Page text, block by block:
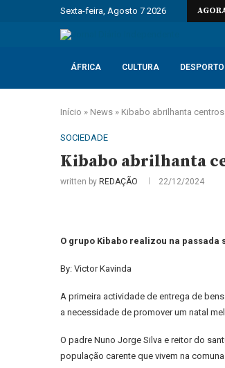
Sexta-feira, Agosto 7 2026
ÁFRICA CULTURA DESPORTO
Início » News » Kibabo abrilhanta
SOCIEDADE
Kibabo abrilhanta
written by REDAÇÃO 22/12/2024
O grupo Kibabo realizou na
By: Victor Kavinda
A primeira actividade de entrega de
a necessidade de promover um natal
O padre Nuno Jorge Silva e reitor do
população carente que vivem na